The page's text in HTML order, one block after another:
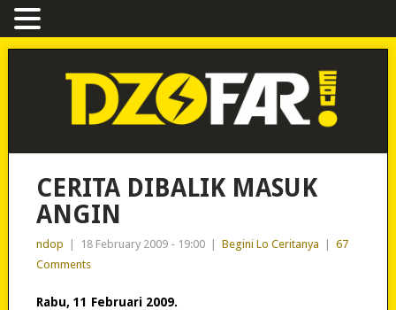
CERITA DIBALIK MASUK
ANGIN
ndop 18 February 2009 - 19:00 Begini Lo Ceritanya
67
Comments
Rabu, 11 Februari 2009.